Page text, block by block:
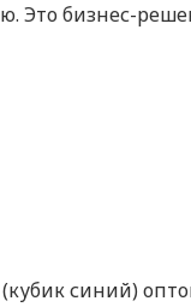
Это бизнес-
синий)